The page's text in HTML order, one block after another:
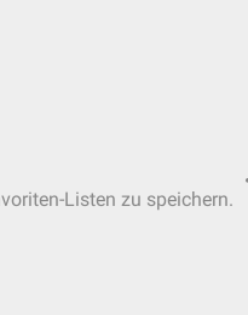
Listen zu speichern.